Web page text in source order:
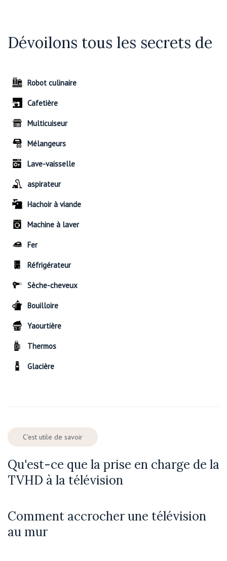
Dévoilons tous les secrets de
Robot culinaire
Cafetière
Multicuiseur
Mélangeurs
Lave-vaisselle
aspirateur
Hachoir à viande
Machine à laver
Fer
Réfrigérateur
Sèche-cheveux
Bouilloire
Yaourtière
Thermos
Glacière
C'est utile de savoir
Qu'est-ce que la prise en charge de la
TVHD à la télévision
Comment accrocher une télévision
au mur